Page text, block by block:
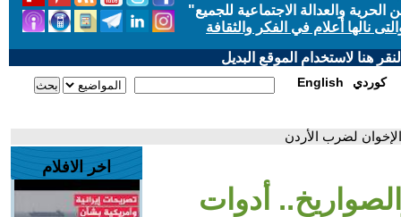
والعدالة الاجتماعية للجميع"
نالها أعلام في الفكر والثقافة
هنا لاستخدام الموقع البديل
English كوردي
لضرب الأردن
أدوات
اخر الافلام